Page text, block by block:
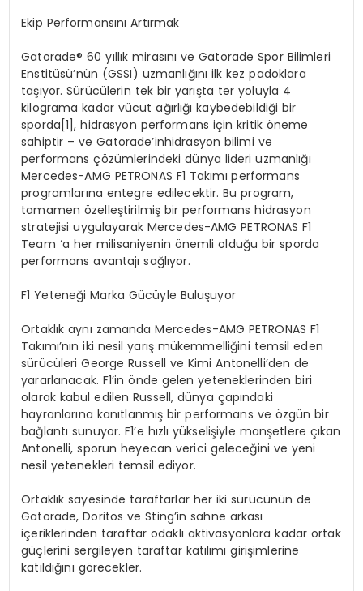
Ekip Performansını Artırmak
Gatorade® 60 yıllık mirasını ve Gatorade Spor Bilimleri
Enstitüsü’nün (GSSI) uzmanlığını ilk kez padoklara
taşıyor. Sürücülerin tek bir yarışta ter yoluyla 4
kilograma kadar vücut ağırlığı kaybedebildiği bir
sporda[1], hidrasyon performans için kritik öneme
sahiptir – ve Gatorade’inhidrasyon bilimi ve
performans çözümlerindeki dünya lideri uzmanlığı
Mercedes-AMG PETRONAS F1 Takımı performans
programlarına entegre edilecektir. Bu program,
tamamen özelleştirilmiş bir performans hidrasyon
stratejisi uygulayarak Mercedes-AMG PETRONAS F1
Team ‘a her milisaniyenin önemli olduğu bir sporda
performans avantajı sağlıyor.
F1 Yeteneği Marka Gücüyle Buluşuyor
Ortaklık aynı zamanda Mercedes-AMG PETRONAS F1
Takımı’nın iki nesil yarış mükemmelliğini temsil eden
sürücüleri George Russell ve Kimi Antonelli’den de
yararlanacak. F1’in önde gelen yeteneklerinden biri
olarak kabul edilen Russell, dünya çapındaki
hayranlarına kanıtlanmış bir performans ve özgün bir
bağlantı sunuyor. F1’e hızlı yükselişiyle manşetlere çıkan
Antonelli, sporun heyecan verici geleceğini ve yeni
nesil yetenekleri temsil ediyor.
Ortaklık sayesinde taraftarlar her iki sürücünün de
Gatorade, Doritos ve Sting’in sahne arkası
içeriklerinden taraftar odaklı aktivasyonlara kadar ortak
güçlerini sergileyen taraftar katılımı girişimlerine
katıldığını görecekler.